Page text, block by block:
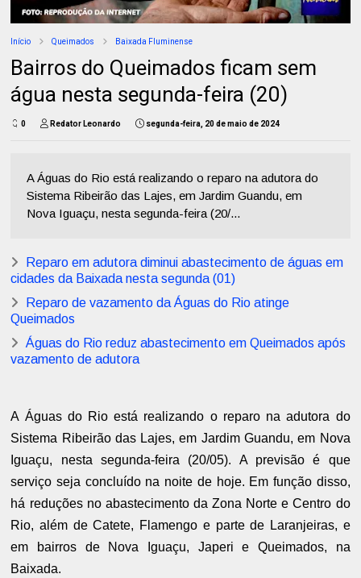
Início Queimados Baixada Fluminense
Bairros do Queimados ficam sem
água nesta segunda-feira (20)
0 Redator Leonardo segunda-feira, 20 de maio de 2024
A Águas do Rio está realizando o reparo na adutora do
Sistema Ribeirão das Lajes, em Jardim Guandu, em
Nova Iguaçu, nesta segunda-feira (20/...
Reparo em adutora diminui abastecimento de águas em
cidades da Baixada nesta segunda (01)
Reparo de vazamento da Águas do Rio atinge
Queimados
Águas do Rio reduz abastecimento em Queimados após
vazamento de adutora
A Águas do Rio está realizando o reparo na adutora do
Sistema Ribeirão das Lajes, em Jardim Guandu, em Nova
Iguaçu, nesta segunda-feira (20/05). A previsão é que
serviço seja concluído na noite de hoje. Em função disso,
há reduções no abastecimento da Zona Norte e Centro do
Rio, além de Catete, Flamengo e parte de Laranjeiras, e
em bairros de Nova Iguaçu, Japeri e Queimados, na
Baixada.